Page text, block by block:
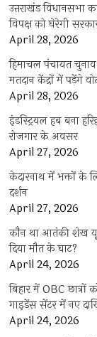
उत्तराखंड विधानसभा
विपक्ष को घेरेगी
April 28, 2026
हिमाचल पंचायत
मतदान केंद्रों में पड़ेंगे
April 28, 2026
इंडस्ट्रियल हब बना
रोजगार के अवसर
April 27, 2026
केदारनाथ में भक्तों के
दर्शन
April 27, 2026
कौन था आतंकी शेख
दिया मौत के घाट?
April 24, 2026
बिहार में OBC
गाइडेंस सेंटर में नए
April 24, 2026